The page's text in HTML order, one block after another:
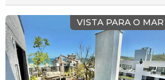
VISTA PARA O MAR